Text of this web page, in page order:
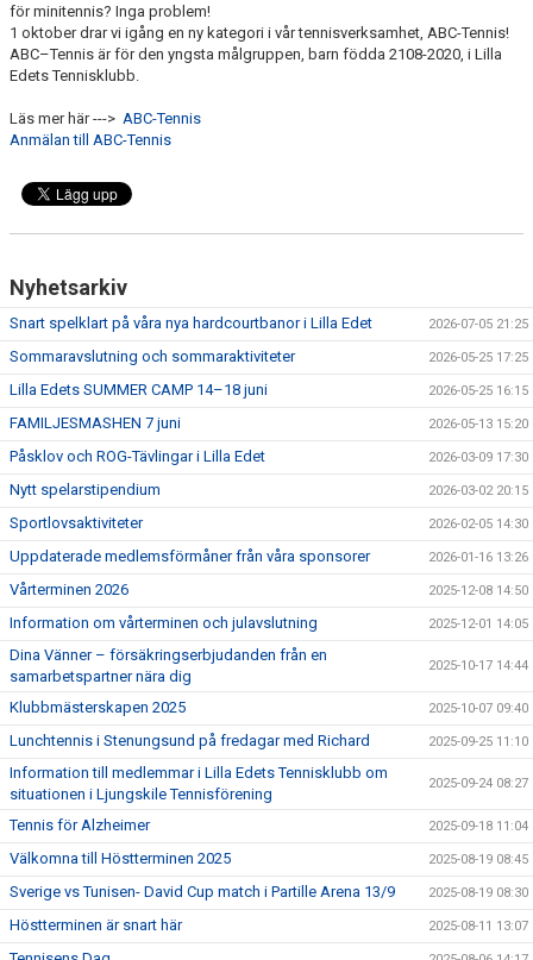
för minitennis? Inga problem!
1 oktober drar vi igång en ny kategori i vår tennisverksamhet, ABC-Tennis!
ABC–Tennis är för den yngsta målgruppen, barn födda 2108-2020, i Lilla
Edets Tennisklubb.
Läs mer här ---> ABC-Tennis
Anmälan till ABC-Tennis
Nyhetsarkiv
Snart spelklart på våra nya hardcourtbanor i Lilla Edet 2026-07-05 21:25
Sommaravslutning och sommaraktiviteter 2026-05-25 17:25
Lilla Edets SUMMER CAMP 14–18 juni 2026-05-25 16:15
FAMILJESMASHEN 7 juni 2026-05-13 15:20
Påsklov och ROG-Tävlingar i Lilla Edet 2026-03-09 17:30
Nytt spelarstipendium 2026-03-02 20:15
Sportlovsaktiviteter 2026-02-05 14:30
Uppdaterade medlemsförmåner från våra sponsorer 2026-01-16 13:26
Vårterminen 2026 2025-12-08 14:50
Information om vårterminen och julavslutning 2025-12-01 14:05
Dina Vänner – försäkringserbjudanden från en
samarbetspartner nära dig
2025-10-17 14:44
Klubbmästerskapen 2025 2025-10-07 09:40
Lunchtennis i Stenungsund på fredagar med Richard 2025-09-25 11:10
Information till medlemmar i Lilla Edets Tennisklubb om
situationen i Ljungskile Tennisförening
2025-09-24 08:27
Tennis för Alzheimer 2025-09-18 11:04
Välkomna till Höstterminen 2025 2025-08-19 08:45
Sverige vs Tunisen- David Cup match i Partille Arena 13/9 2025-08-19 08:30
Höstterminen är snart här 2025-08-11 13:07